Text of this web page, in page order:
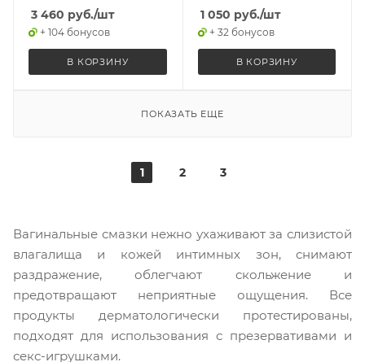
3 460 руб./шт
+ 104 бонусов
В КОРЗИНУ
1 050 руб./шт
+ 32 бонусов
В КОРЗИНУ
ПОКАЗАТЬ ЕЩЕ
1 2 3
Вагинальные смазки нежно ухаживают за слизистой
влагалища и кожей интимных зон, снимают
раздражение, облегчают скольжение и
предотвращают неприятные ощущения. Все
продукты дерматологически протестированы,
подходят для использования с презервативами и
секс-игрушками.